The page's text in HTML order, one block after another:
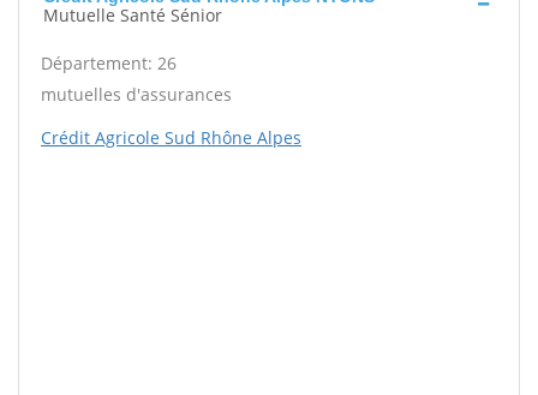
Mutuelle Santé Sénior
Département: 26
mutuelles d'assurances
Crédit Agricole Sud Rhône Alpes